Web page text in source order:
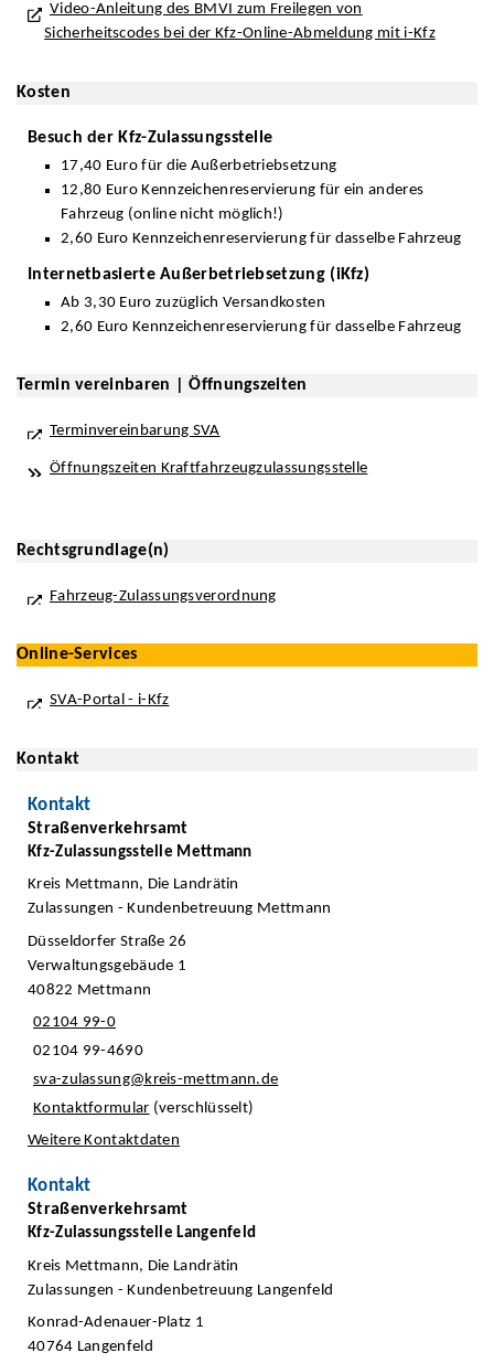
Video-Anleitung des BMVI zum Freilegen von
Sicherheitscodes bei der Kfz-Online-Abmeldung mit i-Kfz
Kosten
Besuch der Kfz-Zulassungsstelle
17,40 Euro für die Außerbetriebsetzung
12,80 Euro Kennzeichenreservierung für ein anderes
Fahrzeug (online nicht möglich!)
2,60 Euro Kennzeichenreservierung für dasselbe Fahrzeug
Internetbasierte Außerbetriebsetzung (iKfz)
Ab 3,30 Euro zuzüglich Versandkosten
2,60 Euro Kennzeichenreservierung für dasselbe Fahrzeug
Termin vereinbaren | Öffnungszeiten
Terminvereinbarung SVA
Öffnungszeiten Kraftfahrzeugzulassungsstelle
Rechtsgrundlage(n)
Fahrzeug-Zulassungsverordnung
Online-Services
SVA-Portal - i-Kfz
Kontakt
Kontakt
Straßenverkehrsamt
Kfz-Zulassungsstelle Mettmann
Kreis Mettmann, Die Landrätin
Zulassungen - Kundenbetreuung Mettmann
Düsseldorfer Straße 26
Verwaltungsgebäude 1
40822 Mettmann
02104 99-0
02104 99-4690
sva-zulassung@kreis-mettmann.de
Kontaktformular (verschlüsselt)
Weitere Kontaktdaten
Kontakt
Straßenverkehrsamt
Kfz-Zulassungsstelle Langenfeld
Kreis Mettmann, Die Landrätin
Zulassungen - Kundenbetreuung Langenfeld
Konrad-Adenauer-Platz 1
40764 Langenfeld